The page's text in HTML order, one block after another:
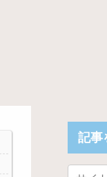
記事